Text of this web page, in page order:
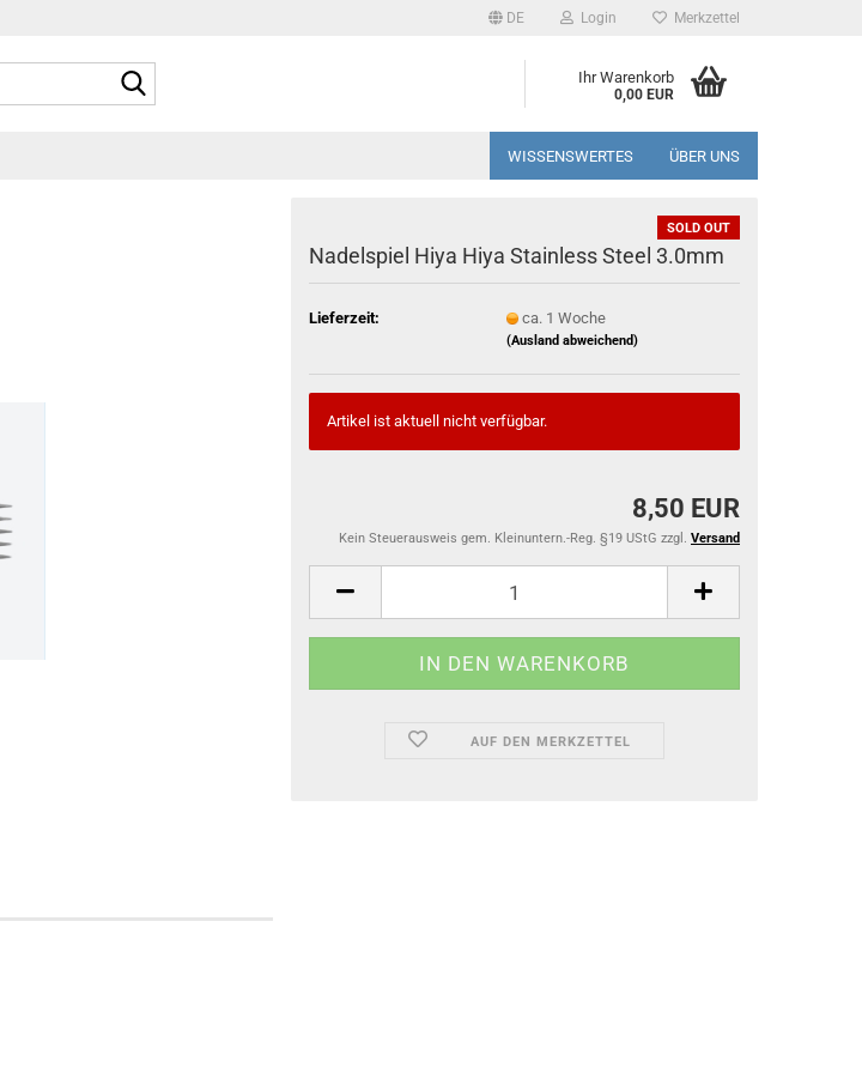
DE Login Merkzettel
Ihr Warenkorb
0,00 EUR
WISSENSWERTES ÜBER UNS
SOLD OUT
Nadelspiel Hiya Hiya Stainless Steel 3.0mm
Lieferzeit: ca. 1 Woche
(Ausland abweichend)
Artikel ist aktuell nicht verfügbar.
8,50 EUR
Kein Steuerausweis gem. Kleinuntern.-Reg. §19 UStG zzgl. Versand
AUF DEN MERKZETTEL